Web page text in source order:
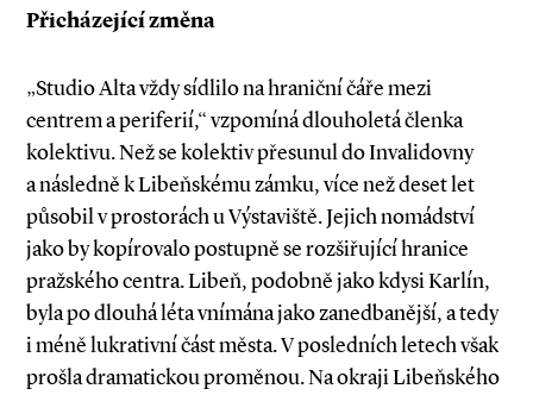
Přicházející změna
„Studio Alta vždy sídlilo na hraniční čáře mezi
centrem a periferií,“ vzpomíná dlouholetá členka
kolektivu. Než se kolektiv přesunul do Invalidovny
a následně k Libeňskému zámku, více než deset let
působil v prostorách u Výstaviště. Jejich nomádství
jako by kopírovalo postupně se rozšiřující hranice
pražského centra. Libeň, podobně jako kdysi Karlín,
byla po dlouhá léta vnímána jako zanedbanější, a tedy
i méně lukrativní část města. V posledních letech však
prošla dramatickou proměnou. Na okraji Libeňského